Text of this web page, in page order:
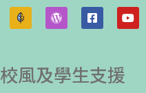
校風及學生支援